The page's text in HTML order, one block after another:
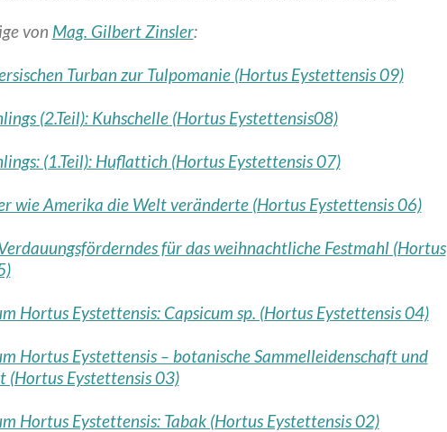
von Mag. Gilbert Zinsler:
Turban zur Tulpomanie (Hortus Eystettensis 09)
(2.Teil): Kuhschelle (Hortus Eystettensis08)
(1.Teil): Huflattich (Hortus Eystettensis 07)
wie Amerika die Welt veränderte (Hortus Eystettensis 06)
für das weihnachtliche Festmahl (Hortus
Hortus Eystettensis: Capsicum sp. (Hortus Eystettensis 04)
Hortus Eystettensis – botanische Sammelleidenschaft und
(Hortus Eystettensis 03)
Hortus Eystettensis: Tabak (Hortus Eystettensis 02)